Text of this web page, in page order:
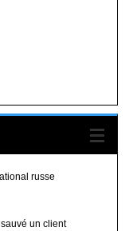
russe
un client